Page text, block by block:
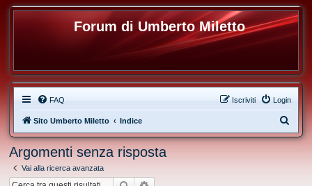
Forum di Umberto Miletto
FAQ Login
Iscriviti
Sito Umberto Miletto Indice
e
Argomenti senza risposta
Vai alla ricerca avanzata